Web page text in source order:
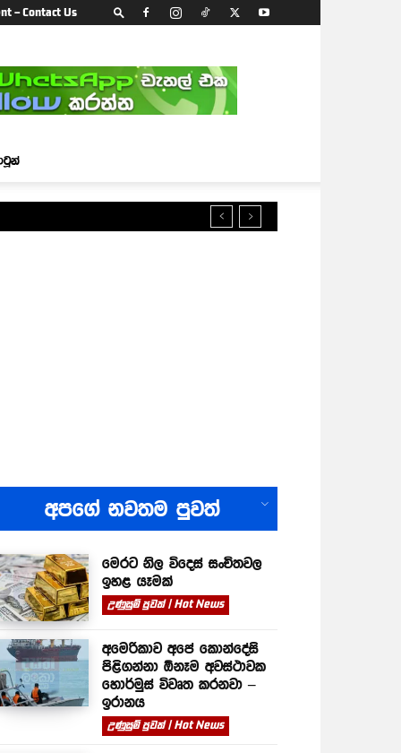
– Contact Us
අපගේ නවතම පුවත්
මෙරට නිල විදෙස් සංචිතවල
ඉහළ යෑමක්
උණුසුම් පුවත් | Hot News
අමෙරිකාව අපේ කොන්දේසි
පිළිගන්නා ඕනෑම අවස්ථාවක
හොර්මුස් විවෘත කරනවා –
ඉරානය
උණුසුම් පුවත් | Hot News